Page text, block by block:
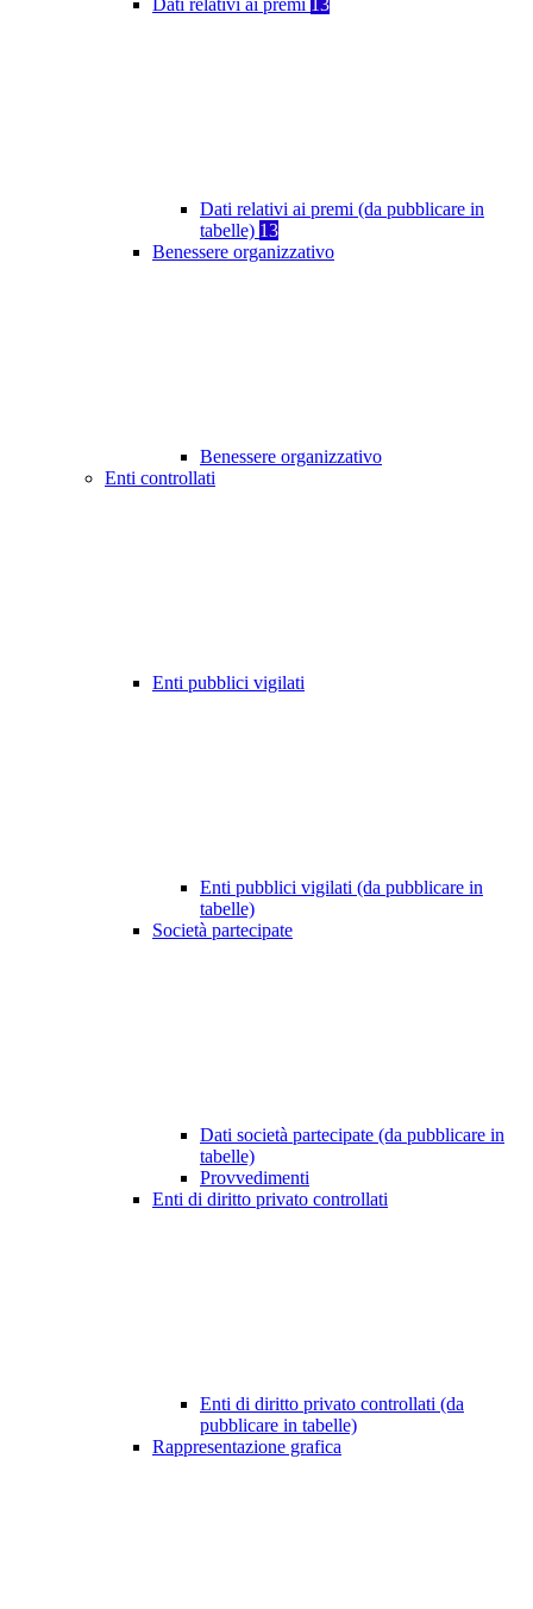
Dati relativi ai premi 13
Dati relativi ai premi (da pubblicare in
tabelle) 13
Benessere organizzativo
Benessere organizzativo
Enti controllati
Enti pubblici vigilati
Enti pubblici vigilati (da pubblicare in
tabelle)
Società partecipate
Dati società partecipate (da pubblicare in
tabelle)
Provvedimenti
Enti di diritto privato controllati
Enti di diritto privato controllati (da
pubblicare in tabelle)
Rappresentazione grafica